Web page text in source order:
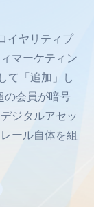
イヤリティプ
マーケティン
て「追加」し
の会員が暗号
ジタルアセッ
ール自体を組